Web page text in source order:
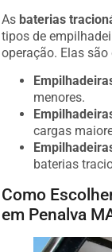
As baterias
tipos de
operação. Elas
menores.
cargas
baterias
Como
em Penalva